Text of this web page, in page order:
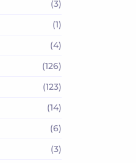
(3)
(1)
(4)
(126)
(123)
(14)
(6)
(3)